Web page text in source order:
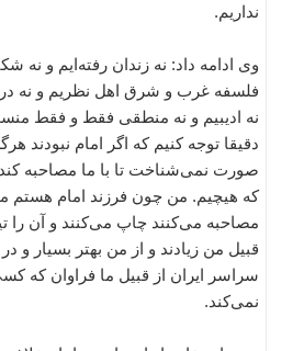
نداریم.
وی ادامه داد: نه زندان رفته‌ایم و نه
فلسفه غرب و شرق اهل نظریم و نه
نه ادیبیم و نه منطقی فقط و فقط
دقیقا توجه كنیم كه اگر امام نبودند
صورت نمی‌شناخت تا با ما مصاحبه
كه هیچیم. من چون فرزند امام هستم
مصاحبه می‌كنند چاپ می‌كنند و آن را
قبیل من زیادند و از من بهتر بسیار و
سراسر ایران از قبیل ما فراوان كه
نمی‌كند.